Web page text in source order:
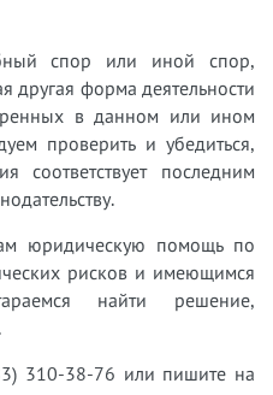
спор или иной спор,
другая форма деятельности
в данном или ином
проверить и убедиться,
соответствует последним
юридическую помощь по
рисков и имеющимся
найти решение,
310-38-76 или пишите на